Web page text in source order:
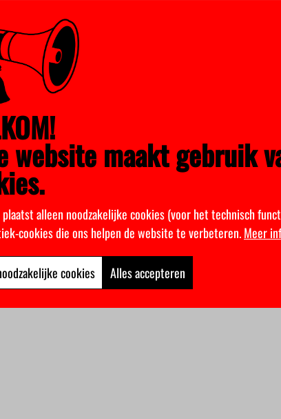
website maakt gebruik
plaatst alleen noodzakelijke cookies (voor het technisch
cookies die ons helpen de website te verbeteren.Meer
cookies Alles accepteren